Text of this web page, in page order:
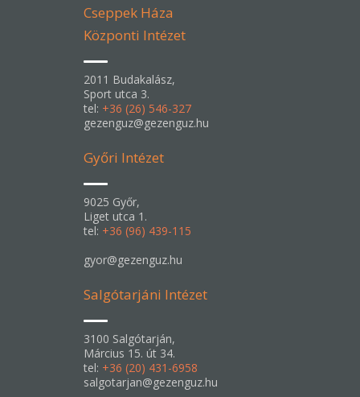
Cseppek Háza
Központi Intézet
2011 Budakalász,
Sport utca 3.
tel: +36 (26) 546-327
gezenguz@gezenguz.hu
Győri Intézet
9025 Győr,
Liget utca 1.
tel: +36 (96) 439-115
gyor@gezenguz.hu
Salgótarjáni Intézet
3100 Salgótarján,
Március 15. út 34.
tel: +36 (20) 431-6958
salgotarjan@gezenguz.hu